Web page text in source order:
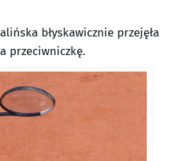
błyskawicznie przejęła
przeciwniczkę.